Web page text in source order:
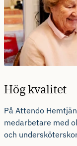
Hög kvalitet
På Attendo
medarbetare med
och